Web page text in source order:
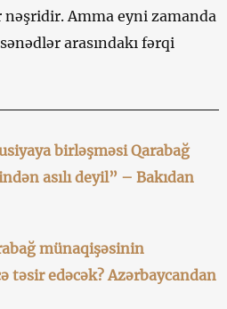
Amma eyni zamanda
arasındakı fərqi
birləşməsi Qarabağ
asılı deyil” – Bakıdan
münaqişəsinin
təsir edəcək? Azərbaycandan